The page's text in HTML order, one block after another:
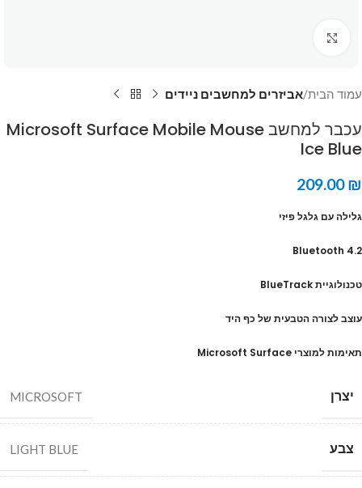
עמוד הבית אביזרים למחשבים ניידים
עכבר למחשב Microsoft Surface Mobile Mouse
Ice Blue
209.00₪
גלילה עם גלגל פיזי
Bluetooth 4.2
טכנולוגיית BlueTrack
עוצב לצורה הטבעית של כף היד
תאימות למוצרי Microsoft Surface
יצרן MICROSOFT
צבע LIGHT BLUE